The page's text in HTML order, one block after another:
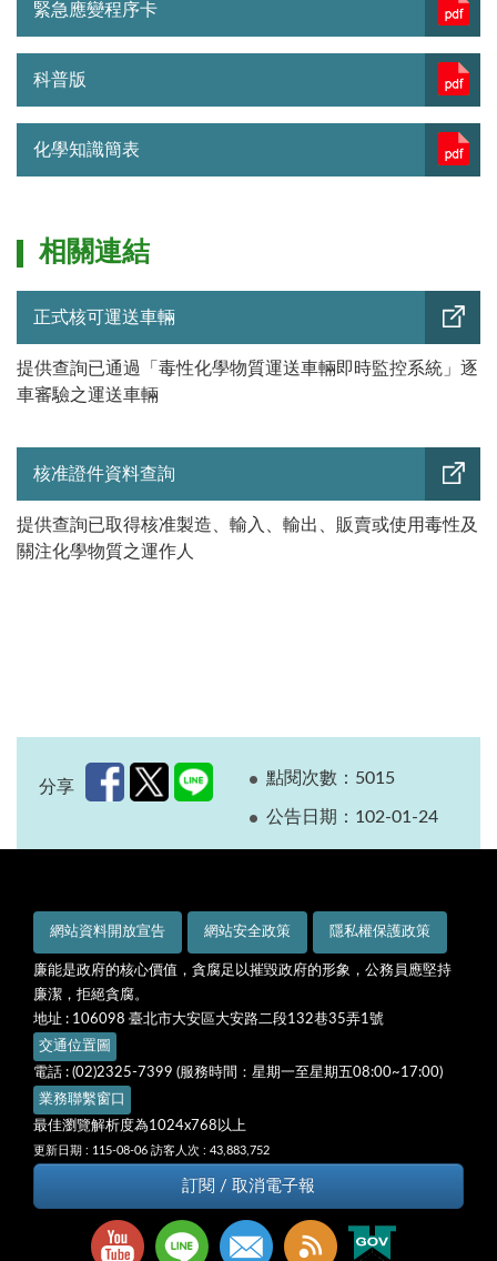
緊急應變程序卡
科普版
化學知識簡表
相關連結
正式核可運送車輛
提供查詢已通過「毒性化學物質運送車輛即時監控系統」逐
車審驗之運送車輛
核准證件資料查詢
提供查詢已取得核准製造、輸入、輸出、販賣或使用毒性及
關注化學物質之運作人
分享 點閱次數：5015
公告日期：102-01-24
網站資料開放宣告 網站安全政策 隱私權保護政策
廉能是政府的核心價值，貪腐足以摧毀政府的形象，公務員應堅持
廉潔，拒絕貪腐。
地址 : 106098 臺北市大安區大安路二段132巷35弄1號
交通位置圖
電話 : (02)2325-7399 (服務時間：星期一至星期五08:00~17:00)
業務聯繫窗口
最佳瀏覽解析度為1024x768以上
更新日期 : 115-08-06 訪客人次 : 43,883,752
訂閱 / 取消電子報